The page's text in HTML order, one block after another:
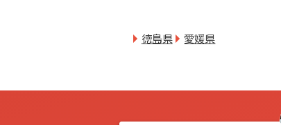
徳島県 愛媛県